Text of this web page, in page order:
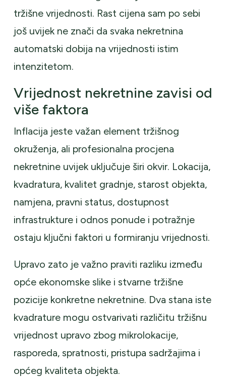
tržišne vrijednosti. Rast cijena sam po sebi
još uvijek ne znači da svaka nekretnina
automatski dobija na vrijednosti istim
intenzitetom.
Vrijednost nekretnine zavisi od
više faktora
Inflacija jeste važan element tržišnog
okruženja, ali profesionalna procjena
nekretnine uvijek uključuje širi okvir. Lokacija,
kvadratura, kvalitet gradnje, starost objekta,
namjena, pravni status, dostupnost
infrastrukture i odnos ponude i potražnje
ostaju ključni faktori u formiranju vrijednosti.
Upravo zato je važno praviti razliku između
opće ekonomske slike i stvarne tržišne
pozicije konkretne nekretnine. Dva stana iste
kvadrature mogu ostvarivati različitu tržišnu
vrijednost upravo zbog mikrolokacije,
rasporeda, spratnosti, pristupa sadržajima i
općeg kvaliteta objekta.